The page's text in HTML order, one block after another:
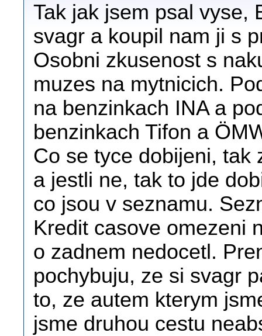
Tak jak jsem psal vyse,
svagr a koupil nam ji s
Osobni zkusenost s
muzes na mytnicich.
na benzinkach INA a
benzinkach Tifon a
Co se tyce dobijeni, tak
a jestli ne, tak to jde
co jsou v seznamu.
Kredit casove omezeni
o zadnem nedocetl.
pochybuju, ze si svagr
to, ze autem kterym
jsme druhou cestu